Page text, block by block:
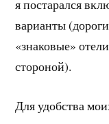
я постарался
варианты
«знаковые»
стороной).
Для удобства